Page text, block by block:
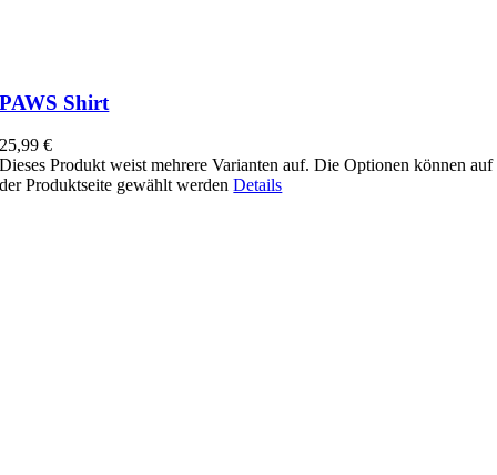
PAWS Shirt
25,99€
Dieses Produkt weist mehrere Varianten auf. Die Optionen können auf
der Produktseite gewählt werdenDetails